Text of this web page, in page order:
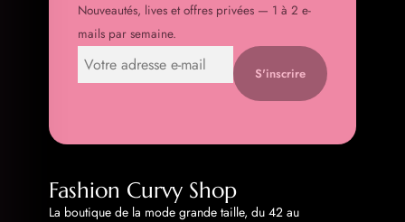
Nouveautés, lives et offres privées — 1 à 2 e-
mails par semaine.
S'inscrire
Fashion Curvy Shop
La boutique de la mode grande taille, du 42 au